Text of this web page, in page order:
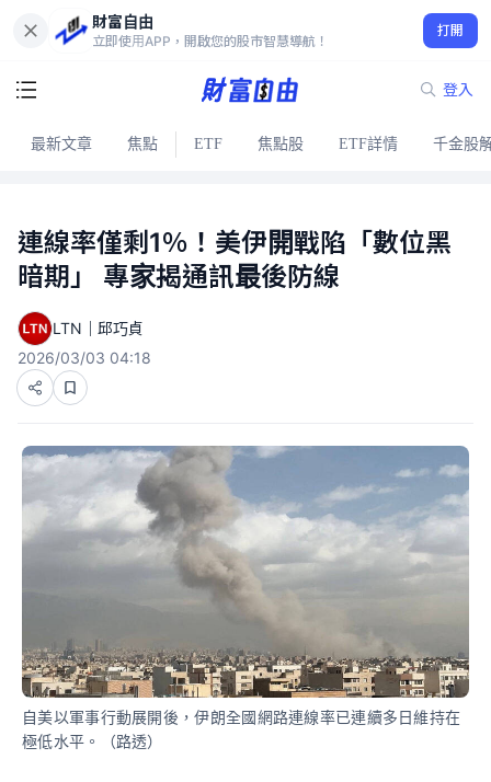
財富自由
立即使用APP，開啟您的股市智慧導航！
打開
登入
最新文章 焦點 ETF 焦點股 ETF詳情 千金股
連線率僅剩1％！美伊開戰陷「數位黑
暗期」 專家揭通訊最後防線
LTN｜邱巧貞
2026/03/03 04:18
自美以軍事行動展開後，伊朗全國網路連線率已連續多日維持在
極低水平。（路透）